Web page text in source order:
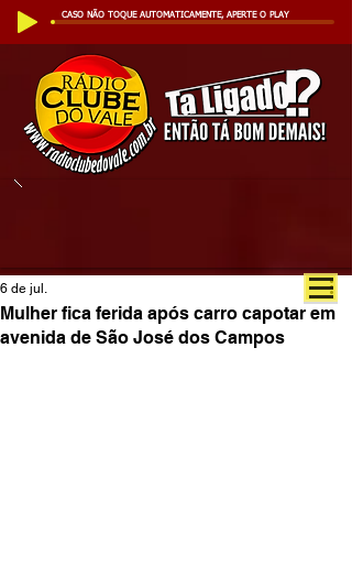
CASO NÃO TOQUE AUTOMATICAMENTE, APERTE O PLAY
Mulher fica ferida após carro capotar em
avenida de São José dos Campos
6 de jul.